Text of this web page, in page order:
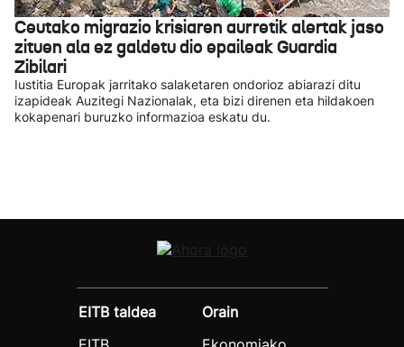
Ceutako migrazio krisiaren aurretik alertak jaso
zituen ala ez galdetu dio epaileak Guardia
Zibilari
Iustitia Europak jarritako salaketaren ondorioz abiarazi ditu
izapideak Auzitegi Nazionalak, eta bizi direnen eta hildakoen
kokapenari buruzko informazioa eskatu du.
EITB taldea
Orain